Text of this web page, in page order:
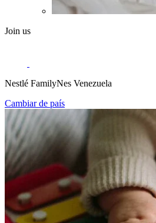
Join us
Nestlé FamilyNes Venezuela
Cambiar de país